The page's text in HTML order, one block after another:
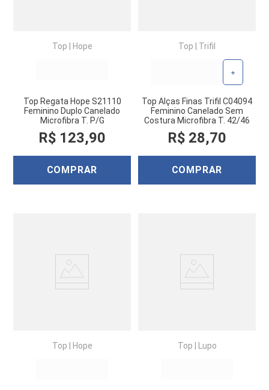
Top Hope
Top Regata Hope S21110
Feminino Duplo Canelado
Microfibra T. P/G
R$ 123,90
COMPRAR
Top Trifil
+
Top Alças Finas Trifil C04094
Feminino Canelado Sem
Costura Microfibra T. 42/46
R$ 28,70
COMPRAR
Top Hope Top Lupo